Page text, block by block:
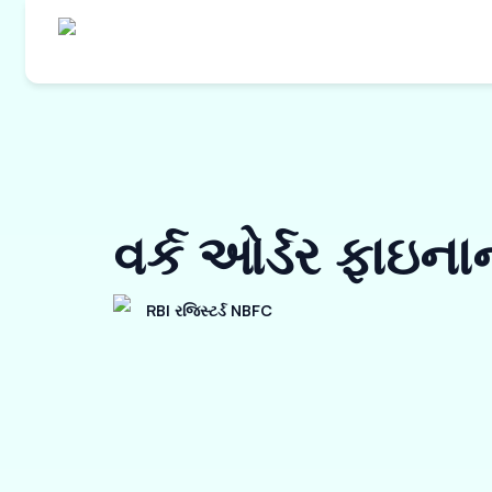
વર્ક ઓર્ડર
RBI રજિસ્ટર્ડ NBFC